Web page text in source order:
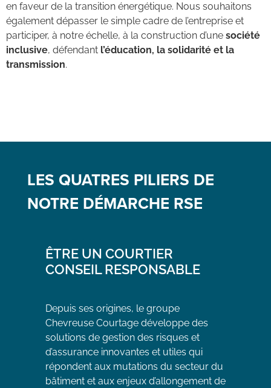
en faveur de la transition énergétique. Nous souhaitons
également dépasser le simple cadre de l’entreprise et
participer, à notre échelle, à la construction d’une société
inclusive, défendant l’éducation, la solidarité et la
transmission.
LES QUATRES PILIERS DE
NOTRE DÉMARCHE RSE
ÊTRE UN COURTIER
CONSEIL RESPONSABLE
Depuis ses origines, le groupe
Chevreuse Courtage développe des
solutions de gestion des risques et
d’assurance innovantes et utiles qui
répondent aux mutations du secteur du
bâtiment et aux enjeux d’allongement de